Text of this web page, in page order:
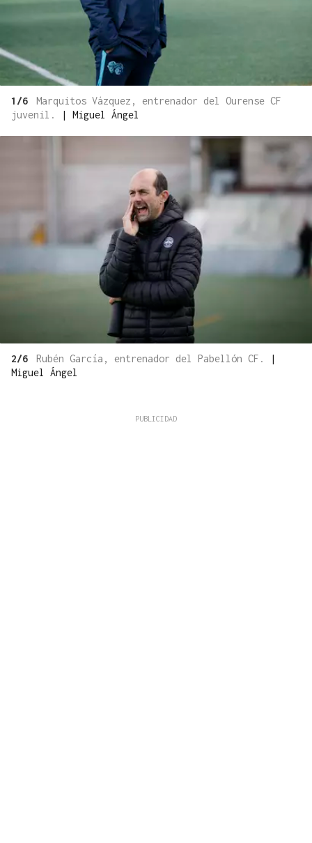
1/6
Marquitos Vázquez, entrenador del Ourense CF
juvenil.
| Miguel Ángel
2/6 Rubén García, entrenador del Pabellón CF.
|
Miguel Ángel